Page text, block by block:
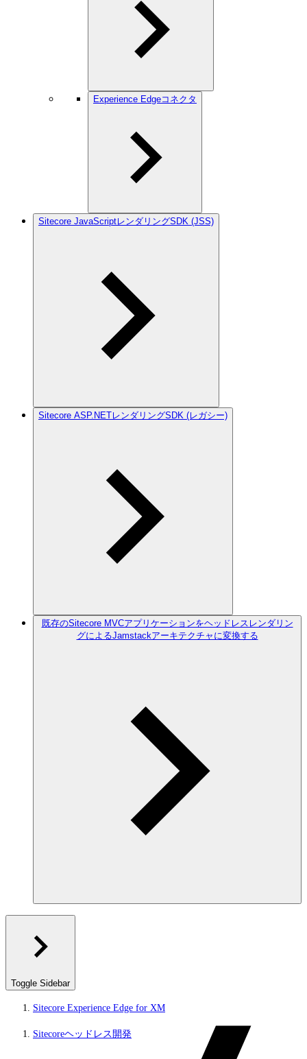
Experience Edgeコネクタ
Sitecore JavaScriptレンダリングSDK (JSS)
Sitecore ASP.NETレンダリングSDK (レガシー)
既存のSitecore MVCアプリケーションをヘッドレスレンダリン
グによるJamstackアーキテクチャに変換する
Toggle Sidebar
Sitecore Experience Edge for XM
Sitecoreヘッドレス開発